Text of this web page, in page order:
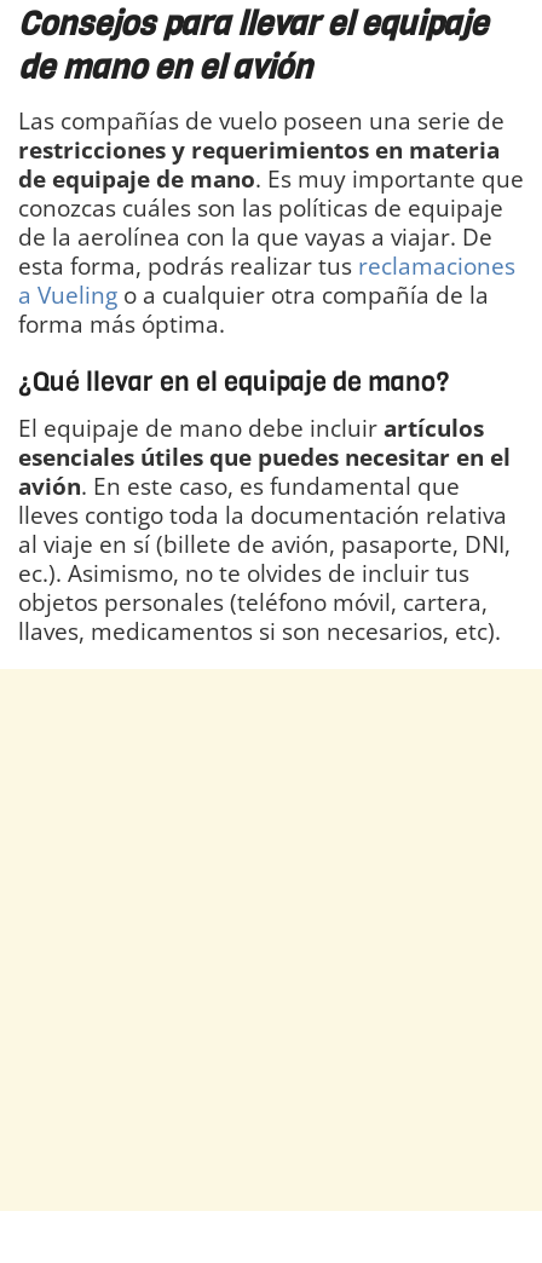
Consejos para llevar el equipaje
de mano en el avión
Las compañías de vuelo poseen una serie de
restricciones y requerimientos en materia
de equipaje de mano. Es muy importante que
conozcas cuáles son las políticas de equipaje
de la aerolínea con la que vayas a viajar. De
esta forma, podrás realizar tus reclamaciones
a Vueling o a cualquier otra compañía de la
forma más óptima.
¿Qué llevar en el equipaje de mano?
El equipaje de mano debe incluirartículos
esenciales útiles que puedes necesitar en el
avión. En este caso, es fundamental que
lleves contigo toda la documentación relativa
al viaje en sí (billete de avión, pasaporte, DNI,
ec.). Asimismo, no te olvides de incluir tus
objetos personales (teléfono móvil, cartera,
llaves, medicamentos si son necesarios, etc).